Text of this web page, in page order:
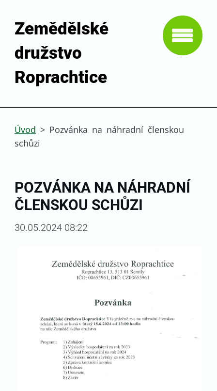
Zemědělské
družstvo
Roprachtice
Úvod > Pozvánka na náhradní členskou
schůzi
POZVÁNKA NA NÁHRADNÍ
ČLENSKOU SCHŮZI
30.05.2024 08:22